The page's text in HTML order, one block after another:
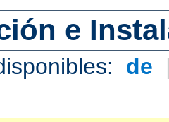
e
de